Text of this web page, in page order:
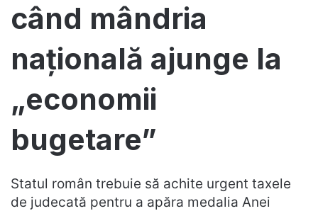
când mândria
națională ajunge la
„economii
bugetare”
Statul român trebuie să achite urgent taxele
de judecată pentru a apăra medalia Anei